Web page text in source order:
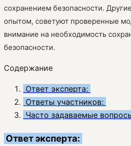
сохранением безопасности.
опытом, советуют проверенные
внимание на необходимость
безопасности.
Содержание
Ответ эксперта:
Ответы участников:
Часто задаваемые
Ответ эксперта: